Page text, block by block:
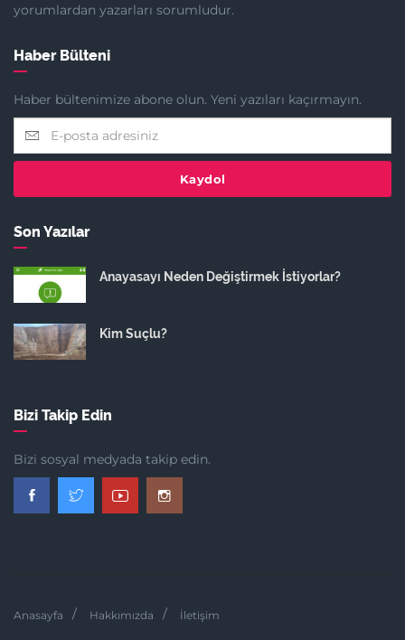
yorumlardan yazarları sorumludur.
Haber Bülteni
Haber bültenimize abone olun. Yeni yazıları kaçırmayın.
Kaydol
Son Yazılar
Anayasayı Neden Değiştirmek İstiyorlar?
Kim Suçlu?
Bizi Takip Edin
Bizi sosyal medyada takip edin.
Anasayfa Hakkımızda İletişim